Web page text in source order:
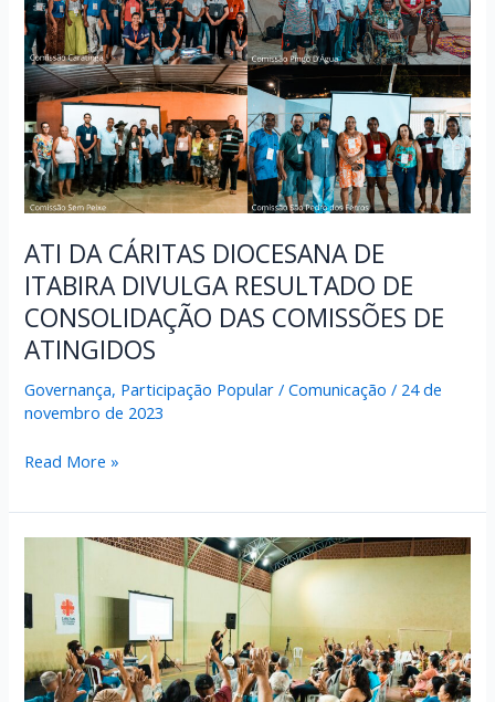
ATI DA CÁRITAS DIOCESANA DE
ITABIRA DIVULGA RESULTADO DE
CONSOLIDAÇÃO DAS COMISSÕES DE
ATINGIDOS
Governança, Participação Popular /Comunicação/ 24 de
novembro de 2023
ATI
CÁRITAS
DIOCESANA
ITABIRA
DIVULGA
RESULTADO
DE
CONSOLIDAÇÃO
Read More »